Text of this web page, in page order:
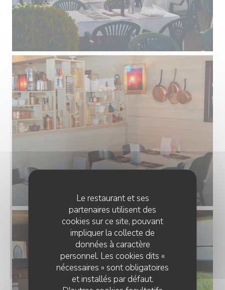
Le restaurant et ses
partenaires utilisent des
cookies sur ce site, pouvant
impliquer la collecte de
données à caractère
personnel. Les cookies dits «
nécessaires » sont obligatoires
et installés par défaut.